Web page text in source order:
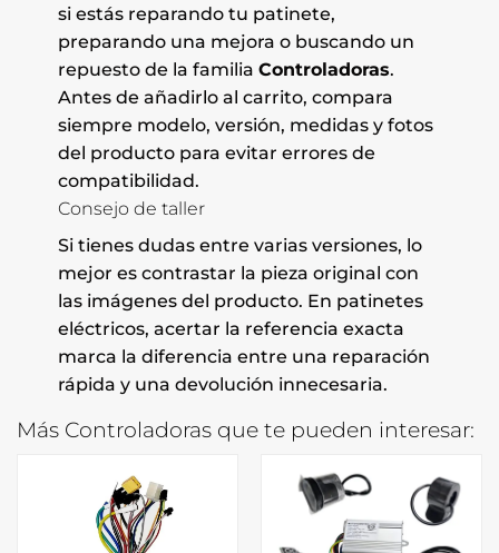
si estás reparando tu patinete,
preparando una mejora o buscando un
repuesto de la familia Controladoras.
Antes de añadirlo al carrito, compara
siempre modelo, versión, medidas y fotos
del producto para evitar errores de
compatibilidad.
Consejo de taller
Si tienes dudas entre varias versiones, lo
mejor es contrastar la pieza original con
las imágenes del producto. En patinetes
eléctricos, acertar la referencia exacta
marca la diferencia entre una reparación
rápida y una devolución innecesaria.
Más Controladoras que te pueden interesar: